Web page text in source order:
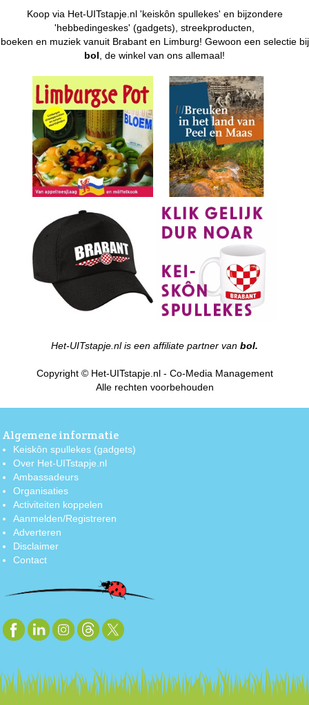
Koop via Het-UITstapje.nl 'keiskôn spullekes' en bijzondere
'hebbedingeskes' (gadgets), streekproducten,
boeken en muziek vanuit Brabant en Limburg! Gewoon een selectie bij
bol , de winkel van ons allemaal!
Het-UITstapje.nl is een affiliate partner van bol.
Copyright © Het-UITstapje.nl - Co-Media Management
Alle rechten voorbehouden
Algemene informatie
Keiskôn spullekes (gadgets)
Over Het-UITstapje.nl
Ambassadeurs
Organisaties
Activiteiten koppelen
Aanmelden/Registreren
Adverteren
Disclaimer
Contact